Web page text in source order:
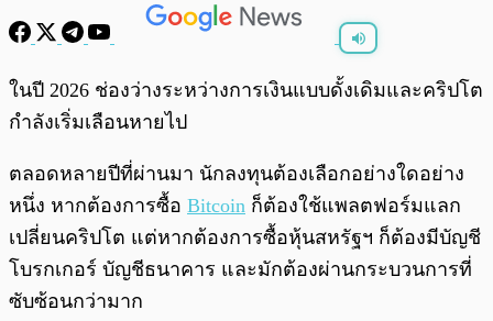
พร้อมเล่น 0:00
ในปี 2026 ช่องว่างระหว่างการเงินแบบดั้งเดิมและคริปโต
กำลังเริ่มเลือนหายไป
ตลอดหลายปีที่ผ่านมา นักลงทุนต้องเลือกอย่างใดอย่าง
หนึ่ง หากต้องการซื้อ Bitcoin ก็ต้องใช้แพลตฟอร์มแลก
เปลี่ยนคริปโต แต่หากต้องการซื้อหุ้นสหรัฐฯ ก็ต้องมีบัญชี
โบรกเกอร์ บัญชีธนาคาร และมักต้องผ่านกระบวนการที่
ซับซ้อนกว่ามาก